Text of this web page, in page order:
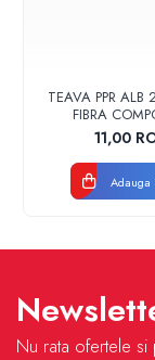
TEAVA PPR ALB
FIBRA
VALDUOTHERM
11,00
Adauga
Nu rata ofertele